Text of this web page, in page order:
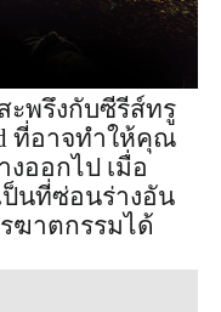
ะพรึงกับซีรีส์ทรู
ที่อาจทำให้คุณ
ออกไป เมื่อ
นที่ซ่อนร่างอัน
ฆาตกรรมได้